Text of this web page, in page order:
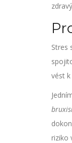
Stres
vést
riziko